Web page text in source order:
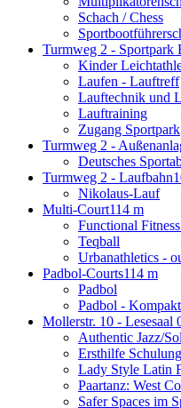
Schach / Chess
Turmweg 2 - Sportpark
Kinder
Laufen - Lauftreff
Lauftechnik und
Lauftraining
Zugang Sportpark
Turmweg 2 -
Deutsches
Turmweg 2 - Laufbahn
Nikolaus-Lauf
Multi-Court114 m
Functional
Teqball
Urbanathletics -
Padbol-Courts114 m
Padbol
Padbol -
Mollerstr. 10 - Lesesaal
Authentic Jazz/
Ersthilfe
Lady Style Latin
Paartanz: West
Safer Spaces im